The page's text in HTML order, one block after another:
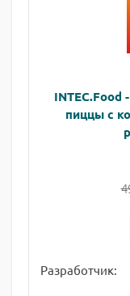
INTEC.Food
пиццы с
Разработчик: